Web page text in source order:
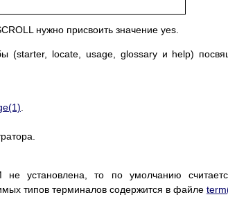
нужно присвоить значение yes.
(starter, locate, usage, glossary и help)
не установлена, то по умолчанию
типов терминалов содержится в файле